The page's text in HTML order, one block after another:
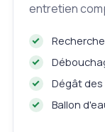
entretien
Dégât
Ballon